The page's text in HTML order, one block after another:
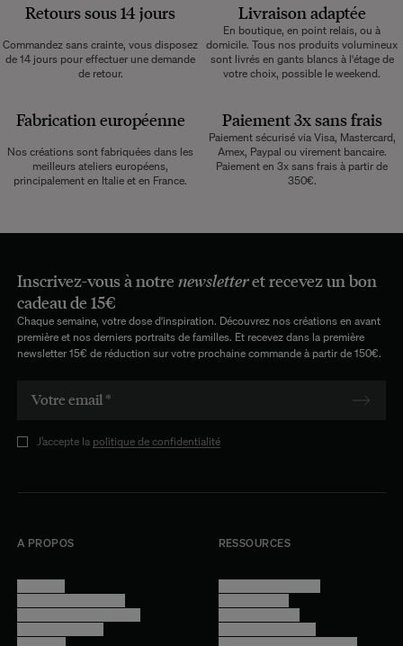
Retours sous 14 jours
Commandez sans crainte, vous disposez
de 14 jours pour effectuer une demande
de retour.
Livraison adaptée
En boutique, en point relais, ou à
domicile. Tous nos produits volumineux
sont livrés en gants blancs à l'étage de
votre choix, possible le weekend.
Fabrication européenne
Nos créations sont fabriquées dans les
meilleurs ateliers européens,
principalement en Italie et en France.
Paiement 3x sans frais
Paiement sécurisé via Visa, Mastercard,
Amex, Paypal ou virement bancaire.
Paiement en 3x sans frais à partir de
350€.
Inscrivez-vous à notre newsletteret recevez un bon
cadeau de 15€
Chaque semaine, votre dose d'inspiration. Découvrez nos créations en avant
première et nos derniers portraits de familles. Et recevez dans la première
newsletter 15€ de réduction sur votre prochaine commande à partir de 150€.
J’accepte la politique de confidentialité
A PROPOS RESSOURCES